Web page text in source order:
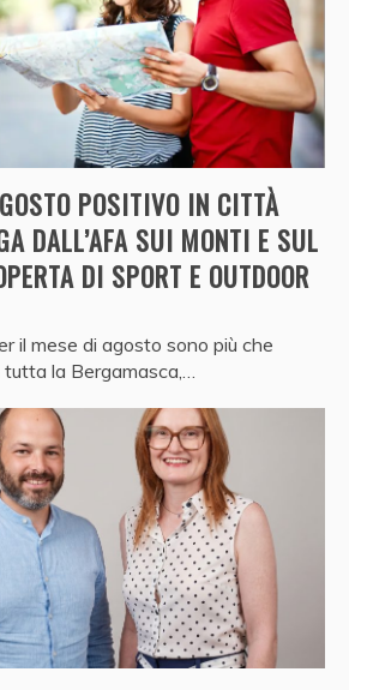
POSITIVO IN CITTÀ
DALL’AFA SUI MONTI E SUL
DI SPORT E OUTDOOR
il mese di agosto sono più che
la Bergamasca,…